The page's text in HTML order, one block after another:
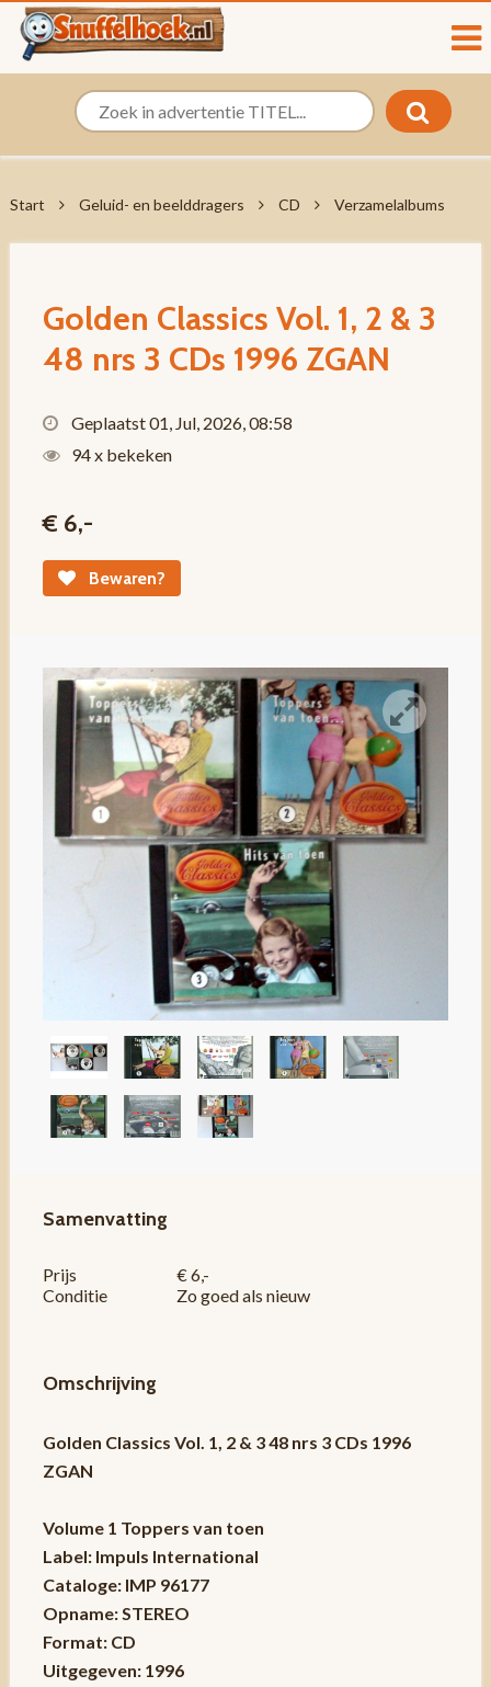
Start Geluid- en beelddragers CD Verzamelalbums
Golden Classics Vol. 1, 2 & 3
48 nrs 3 CDs 1996 ZGAN
Geplaatst 01, Jul, 2026, 08:58
94 x bekeken
€ 6,-
Bewaren?
Samenvatting
Prijs
€ 6,-
Conditie
Zo goed als nieuw
Omschrijving
Golden Classics Vol. 1, 2 & 3 48 nrs 3 CDs 1996
ZGAN
Volume 1 Toppers van toen
Label: Impuls International
Cataloge: IMP 96177
Opname: STEREO
Format: CD
Uitgegeven: 1996